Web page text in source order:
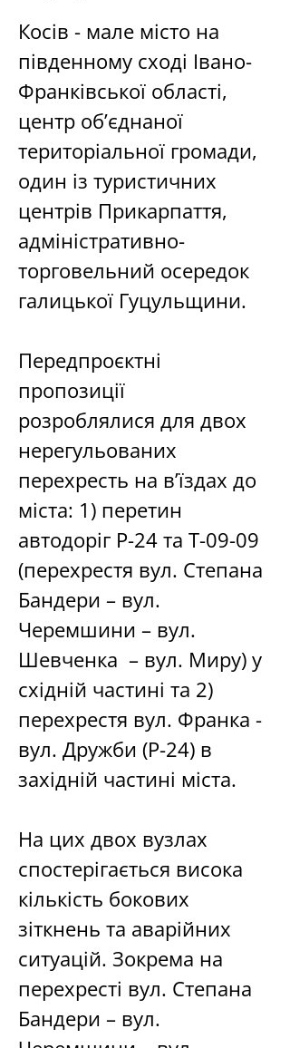
Косів - мале місто на
південному сході Івано-
Франківської області,
центр об’єднаної
територіальної громади,
один із туристичних
центрів Прикарпаття,
адміністративно-
торговельний осередок
галицької Гуцульщини.
Передпроєктні
пропозиції
розроблялися для двох
нерегульованих
перехресть на в’їздах до
міста: 1) перетин
автодоріг Р-24 та Т-09-09
(перехрестя вул. Степана
Бандери – вул.
Черемшини – вул.
Шевченка  – вул. Миру) у
східній частині та 2)
перехрестя вул. Франка -
вул. Дружби (Р-24) в
західній частині міста.
На цих двох вузлах
спостерігається висока
кількість бокових
зіткнень та аварійних
ситуацій. Зокрема на
перехресті вул. Степана
Бандери – вул.